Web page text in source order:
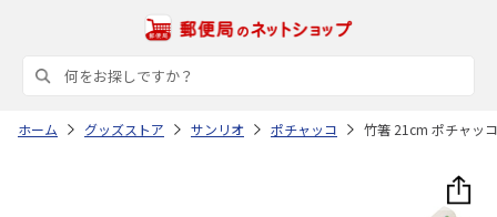
ホーム グッズストア サンリオ ポチャッコ 竹箸 21cm ポチャッ